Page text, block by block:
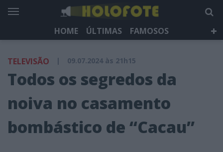
HOME ÚLTIMAS
FAMOSOS
HOLOFOTE TV
NEWSLETTER
TELEVISÃO | 09.07.2024 às 21h15
Todos os segredos da
noiva no casamento
bombástico de “Cacau”